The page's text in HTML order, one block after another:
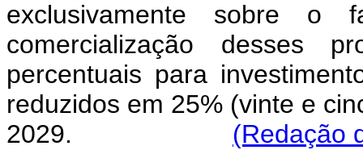
exclusivamente sobre o
comercialização desses
percentuais para
reduzidos em 25% (vinte e
2029. (Redação